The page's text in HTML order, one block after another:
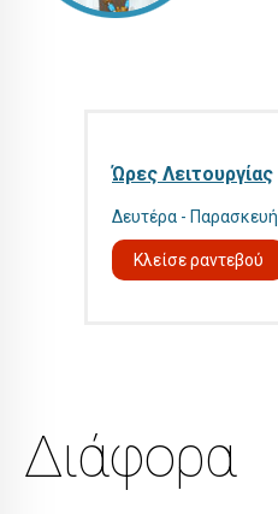
Ώρες Λειτουργίας
Δευτέρα - Παρασκευή
Κλείσε ραντεβού
Διάφορα